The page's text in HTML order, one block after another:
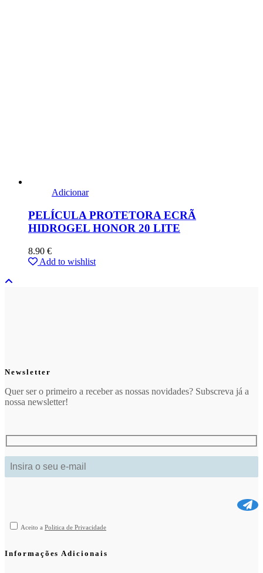
Adicionar
PELÍCULA PROTETORA ECRÃ
HIDROGEL HONOR 20 LITE
8.90 €
Add to wishlist
Newsletter
Quer ser o primeiro a receber as nossas novidades? Subscreva já a
nossa newsletter!
Aceito a Politica de Privacidade
Informações Adicionais